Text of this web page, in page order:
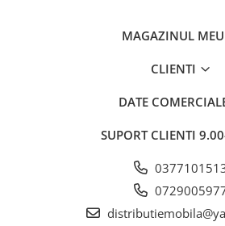
MAGAZINUL MEU
CLIENTI
DATE
SUPORT CLIENTI